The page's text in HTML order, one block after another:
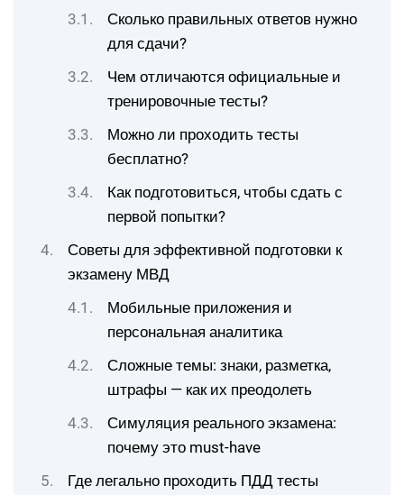
Сколько правильных ответов нужно
для сдачи?
Чем отличаются официальные и
тренировочные тесты?
Можно ли проходить тесты
бесплатно?
Как подготовиться, чтобы сдать с
первой попытки?
Советы для эффективной подготовки к
экзамену МВД
Мобильные приложения и
персональная аналитика
Сложные темы: знаки, разметка,
штрафы — как их преодолеть
Симуляция реального экзамена:
почему это must-have
Где легально проходить ПДД тесты